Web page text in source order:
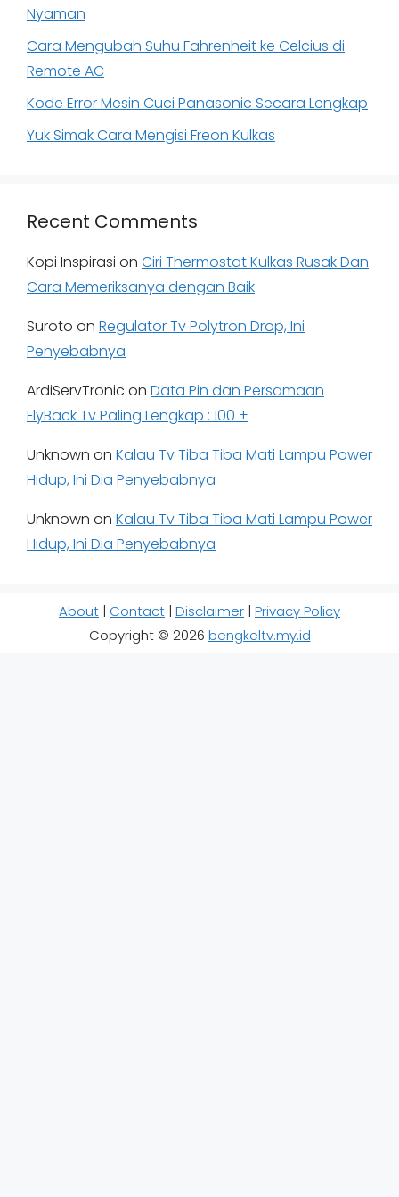
Nyaman
Cara Mengubah Suhu Fahrenheit ke Celcius di
Remote AC
Kode Error Mesin Cuci Panasonic Secara Lengkap
Yuk Simak Cara Mengisi Freon Kulkas
Recent Comments
Kopi Inspirasi on Ciri Thermostat Kulkas Rusak Dan
Cara Memeriksanya dengan Baik
Suroto on Regulator Tv Polytron Drop, Ini
Penyebabnya
ArdiServTronic on Data Pin dan Persamaan
FlyBack Tv Paling Lengkap : 100 +
Unknown on Kalau Tv Tiba Tiba Mati Lampu Power
Hidup, Ini Dia Penyebabnya
Unknown on Kalau Tv Tiba Tiba Mati Lampu Power
Hidup, Ini Dia Penyebabnya
About | Contact | Disclaimer | Privacy Policy
Copyright © 2026 bengkeltv.my.id